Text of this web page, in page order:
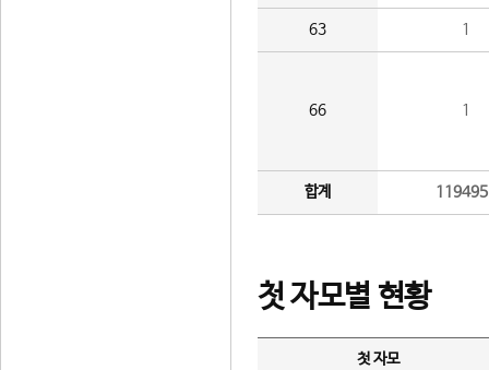
63 1
66 1
합계
첫 자모별 현황
첫 자모